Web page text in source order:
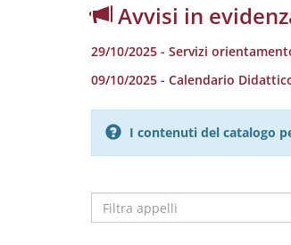
Avvisi in
29/10/2025 - Servizi
09/10/2025 - Calendario
I contenuti del catalogo